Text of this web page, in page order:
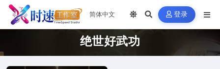
登录
绝世好武功